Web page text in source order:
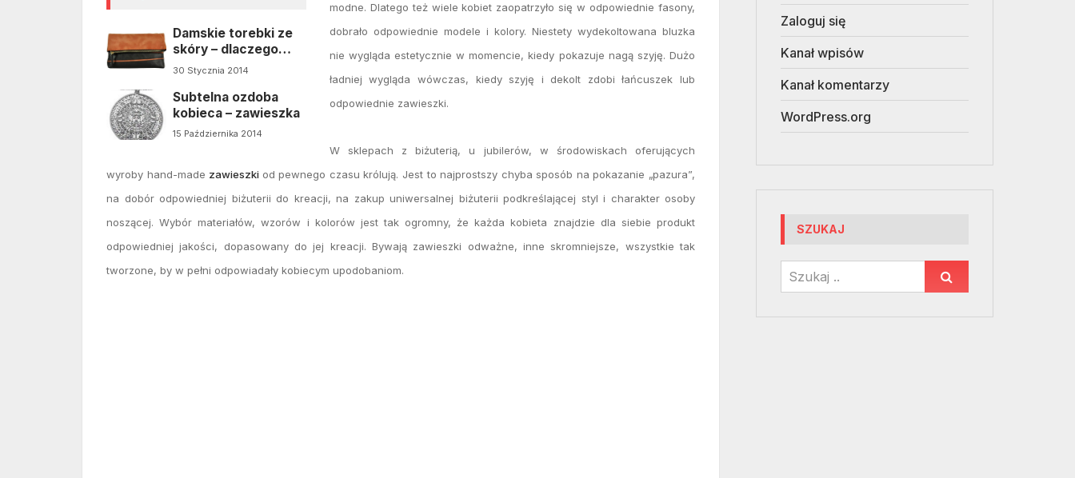
Damskie torebki ze
skóry – dlaczego
warto?
30 Stycznia 2014
Subtelna ozdoba
kobieca – zawieszka
15 Października 2014
modne. Dlatego też wiele kobiet zaopatrzyło się w odpowiednie fasony,
dobrało odpowiednie modele i kolory. Niestety wydekoltowana bluzka
nie wygląda estetycznie w momencie, kiedy pokazuje nagą szyję. Dużo
ładniej wygląda wówczas, kiedy szyję i dekolt zdobi łańcuszek lub
odpowiednie zawieszki.
W sklepach z biżuterią, u jubilerów, w środowiskach oferujących
wyroby hand-made zawieszki od pewnego czasu królują. Jest to najprostszy chyba sposób na pokazanie „pazura”,
na dobór odpowiedniej biżuterii do kreacji, na zakup uniwersalnej biżuterii podkreślającej styl i charakter osoby
noszącej. Wybór materiałów, wzorów i kolorów jest tak ogromny, że każda kobieta znajdzie dla siebie produkt
odpowiedniej jakości, dopasowany do jej kreacji. Bywają zawieszki odważne, inne skromniejsze, wszystkie tak
tworzone, by w pełni odpowiadały kobiecym upodobaniom.
Zaloguj się
Kanał wpisów
Kanał komentarzy
WordPress.org
SZUKAJ